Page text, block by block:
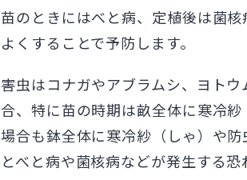
苗のときにはべと病、定植後は菌
よくすることで予防します。
害虫はコナガやアブラムシ、ヨト
合、特に苗の時期は畝全体に寒冷
場合も鉢全体に寒冷紗（しゃ）や
とべと病や菌核病などが発生する